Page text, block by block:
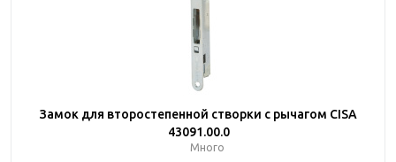
Замок для второстепенной створки с рычагом CISA
43091.00.0
Много